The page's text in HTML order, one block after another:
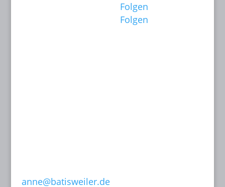
anne@batisweiler.de
Folgen
Folgen